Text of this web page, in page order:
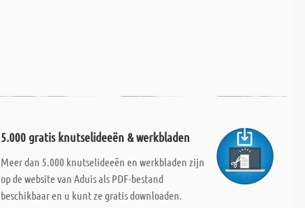
5.000 gratis knutselideeën & werkbladen
Meer dan 5.000 knutselideeën en werkbladen zijn
op de website van Aduis als PDF-bestand
beschikbaar en u kunt ze gratis downloaden.